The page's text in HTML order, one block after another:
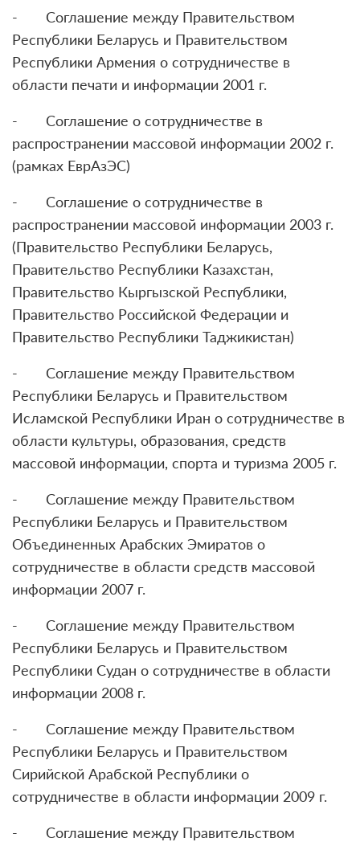
- Соглашение между Правительством
Республики Беларусь и Правительством
Республики Армения о сотрудничестве в
области печати и информации 2001 г.
- Соглашение о сотрудничестве в
распространении массовой информации 2002 г.
(рамках ЕврАзЭС)
- Соглашение о сотрудничестве в
распространении массовой информации 2003 г.
(Правительство Республики Беларусь,
Правительство Республики Казахстан,
Правительство Кыргызской Республики,
Правительство Российской Федерации и
Правительство Республики Таджикистан)
- Соглашение между Правительством
Республики Беларусь и Правительством
Исламской Республики Иран о сотрудничестве в
области культуры, образования, средств
массовой информации, спорта и туризма 2005 г.
- Соглашение между Правительством
Республики Беларусь и Правительством
Объединенных Арабских Эмиратов о
сотрудничестве в области средств массовой
информации 2007 г.
- Соглашение между Правительством
Республики Беларусь и Правительством
Республики Судан о сотрудничестве в области
информации 2008 г.
- Соглашение между Правительством
Республики Беларусь и Правительством
Сирийской Арабской Республики о
сотрудничестве в области информации 2009 г.
- Соглашение между Правительством